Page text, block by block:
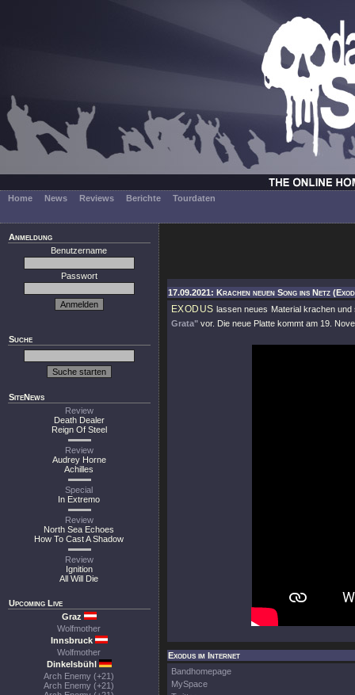
Home News Reviews Berichte Tourdaten
Anmeldung
Benutzername
Passwort
Suche
SiteNews
Review
Death Dealer
Reign Of Steel
Review
Audrey Horne
Achilles
Special
In Extremo
Review
North Sea Echoes
How To Cast A Shadow
Review
Ignition
All Will Die
Upcoming Live
Graz
Wolfmother
Innsbruck
Wolfmother
Dinkelsbühl
Arch Enemy (+21)
Arch Enemy (+21)
17.09.2021: Krachen neuen Song ins Netz
EXODUS lassen neues Material krachen
Grata" vor. Die neue Platte kommt am 19.
Exodus im Internet
Bandhomepage
MySpace